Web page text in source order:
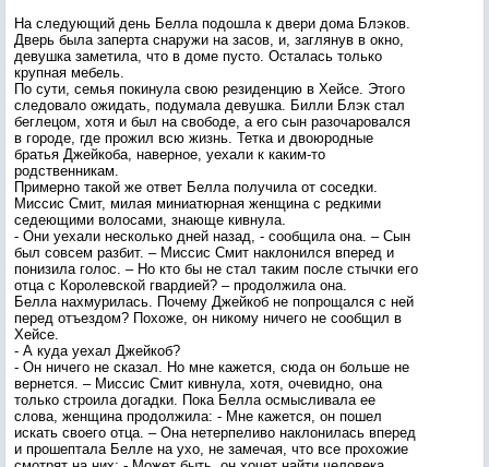
На следующий день Белла подошла к двери дома Блэков.
Дверь была заперта снаружи на засов, и, заглянув в окно,
девушка заметила, что в доме пусто. Осталась только
крупная мебель.
По сути, семья покинула свою резиденцию в Хейсе. Этого
следовало ожидать, подумала девушка. Билли Блэк стал
беглецом, хотя и был на свободе, а его сын разочаровался
в городе, где прожил всю жизнь. Тетка и двоюродные
братья Джейкоба, наверное, уехали к каким-то
родственникам.
Примерно такой же ответ Белла получила от соседки.
Миссис Смит, милая миниатюрная женщина с редкими
седеющими волосами, знающе кивнула.
- Они уехали несколько дней назад, - сообщила она. – Сын
был совсем разбит. – Миссис Смит наклонился вперед и
понизила голос. – Но кто бы не стал таким после стычки его
отца с Королевской гвардией? – продолжила она.
Белла нахмурилась. Почему Джейкоб не попрощался с ней
перед отъездом? Похоже, он никому ничего не сообщил в
Хейсе.
- А куда уехал Джейкоб?
- Он ничего не сказал. Но мне кажется, сюда он больше не
вернется. – Миссис Смит кивнула, хотя, очевидно, она
только строила догадки. Пока Белла осмысливала ее
слова, женщина продолжила: - Мне кажется, он пошел
искать своего отца. – Она нетерпеливо наклонилась вперед
и прошептала Белле на ухо, не замечая, что все прохожие